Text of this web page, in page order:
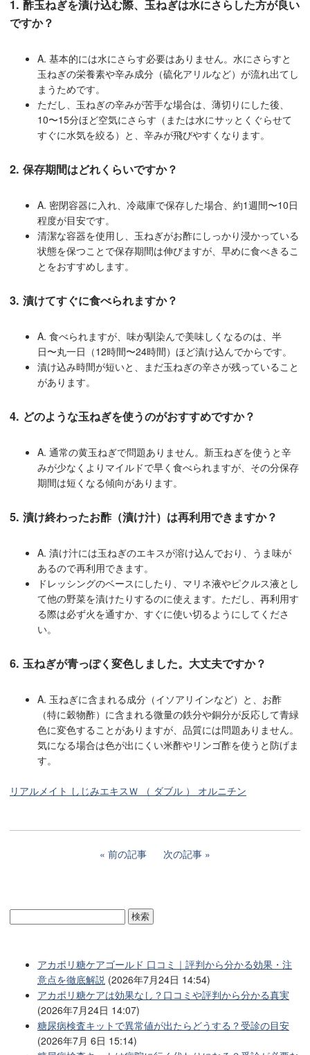
1. 酢玉ねぎを漬け込む際、玉ねぎは水にさらした方が良い
ですか？
A. 基本的には水にさらす必要はありません。水にさらすと
玉ねぎの栄養素や辛み成分（硫化アリルなど）が流れ出てし
まうためです。
ただし、玉ねぎの辛みが苦手な場合は、薄切りにした後、
10〜15分ほど空気にさらす（または水にサッとくぐらせて
すぐに水気を絞る）と、辛みが飛びやすくなります。
2. 保存期間はどれくらいですか？
A. 密閉容器に入れ、冷蔵庫で保存した場合、約1週間〜10日
程度が目安です。
清潔な容器を使用し、玉ねぎがお酢にしっかり浸かっている
状態を保つことで保存期間は伸びますが、早めに食べきるこ
とをおすすめします。
3. 漬けてすぐに食べられますか？
A. 食べられますが、味が馴染んで美味しくなるのは、半
日〜丸一日（12時間〜24時間）ほど漬け込んでからです。
漬け込み時間が短いと、まだ玉ねぎの辛さが残っていること
があります。
4. どのような玉ねぎを使うのがおすすめですか？
A. 通常の黄玉ねぎで問題ありません。新玉ねぎを使うと辛
みが少なくよりマイルドで早く食べられますが、その分保存
期間は短くなる傾向があります。
5. 漬け終わったお酢（漬け汁）は再利用できますか？
A. 漬け汁には玉ねぎのエキスが溶け込んでおり、うま味が
あるので再利用できます。
ドレッシングのベースにしたり、マリネ液やピクルス液とし
て他の野菜を漬けたりするのに使えます。ただし、再利用す
る際は必ず火を通すか、すぐに使い切るようにしてくださ
い。
6. 玉ねぎが青っぽく変色しました。大丈夫ですか？
A. 玉ねぎに含まれる成分（イソアリインなど）と、お酢
（特に穀物酢）に含まれる微量の鉄分や銅分が反応して青緑
色に変色することがありますが、品質には問題ありません。
気になる場合は色が出にくい米酢やリンゴ酢を使うと防げま
す。
リアルメイト しじみエキスＷ （ ダブル ） オルニチン
前の記事 次の記事
アカポリ糖ケアゴールド 口コミ｜評判から分かる効果・注
意点を徹底解説 (2026年7月24日 14:54)
アカポリ糖ケアは効果なし？口コミや評判から分かる真実
(2026年7月24日 14:07)
糖尿病検査キットで異常値が出たらどうする？受診の目安
(2026年7月 6日 15:14)